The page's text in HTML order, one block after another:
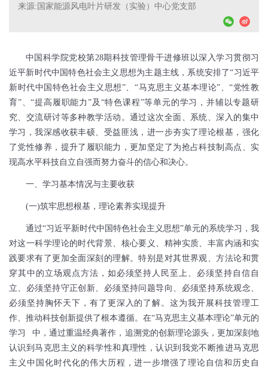
来源:国家能源风电叶片研发（实验）中心党支部
中国科学院党校第28期科技管理骨干进修班以深入学习贯彻习
近平新时代中国特色社会主义思想为主题主线，系统安排了“习近平
新时代中国特色社会主义思想”、“马克思主义基本理论”、“党性教
育”、“提高履职能力”及“特色课程”等单元的学习，并辅以专题研
究、交流研讨等多种教学活动。通过这次全面、系统、深入的集中
学习，我深感收获丰硕、受益匪浅，进一步夯实了理论根基，强化
了党性修养，提升了履职能力，更加坚定了为抢占科技制高点、实
现高水平科技自立自强而努力奋斗的信心和决心。
一、学习基本情况与主要收获
(一)筑牢思想根基，理论素养实现提升
通过“习近平新时代中国特色社会主义思想”单元的系统学习，我
对这一科学理论的时代背景、核心要义、精神实质、丰富内涵和实
践要求有了更加全面深刻的理解。特别是对其世界观、方法论和贯
穿其中的立场观点方法，如必须坚持人民至上、必须坚持自信自
立、必须坚持守正创新、必须坚持问题导向、必须坚持系统观念、
必须坚持胸怀天下，有了更深入的了解。这为我开展科技管理工
作、推动科技创新提供了根本遵循。在“马克思主义基本理论”单元的
学习
中，通过重温经典著作，追溯党的创新理论源头，更加深刻地
认识到马克思主义的科学性和真理性，认识到我党不断推进马克思
主义中国化时代化的伟大历程，进一步增强了理论自信和历史自